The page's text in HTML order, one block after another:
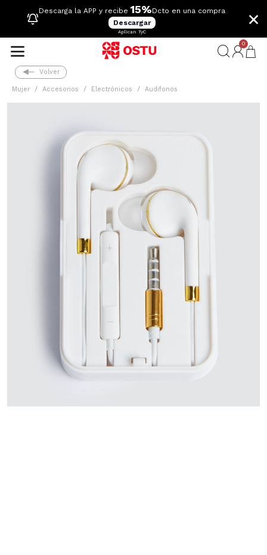
Descarga la APP y recibe 15%Dcto en una compra
Descargar
Aplican TyC
×
0
Volver
Mujer Accesorios Electrónicos Audifonos